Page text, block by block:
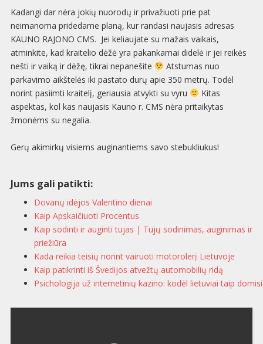
Kadangi dar nėra jokių nuorodų ir privažiuoti prie pat
neimanoma pridedame planą, kur randasi naujasis adresas
KAUNO RAJONO CMS. Jei keliaujate su mažais vaikais,
atminkite, kad kraitelio dėžė yra pakankamai didelė ir jei reikės
nešti ir vaiką ir dėžę, tikrai nepanešite
Atstumas nuo
parkavimo aikštelės iki pastato durų apie 350 metrų. Todėl
norint pasiimti kraitelį, geriausia atvykti su vyru
Kitas
aspektas, kol kas naujasis Kauno r. CMS nėra pritaikytas
žmonėms su negalia.
Gerų akimirkų visiems auginantiems savo stebukliukus!
Jums gali patikti:
Dovanų idėjos Valentino dienai
Kaip Apskaičiuoti Procentus
Kaip sodinti ir auginti tujas | Tujų sodinimas, auginimas ir
priežiūra
Kada reikia teisių norint vairuoti motorolerį Lietuvoje
Kaip patikrinti iš Švedijos atvežtų automobilių ridą
Psichologija už internetinių kazino: kodėl lietuviai taip